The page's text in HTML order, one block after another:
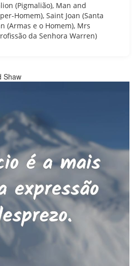
(Pigmalião), Man and
Homem), Saint Joan (Santa
(Armas e o Homem), Mrs
da Senhora Warren)
Shaw